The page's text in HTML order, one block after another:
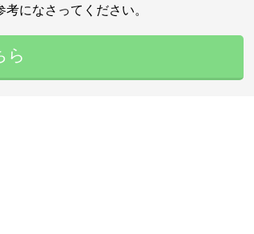
になさってください。
ら